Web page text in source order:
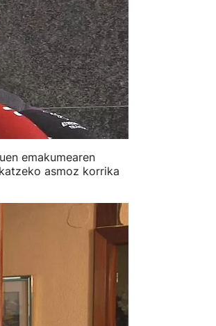
emakumearen
asmoz korrika